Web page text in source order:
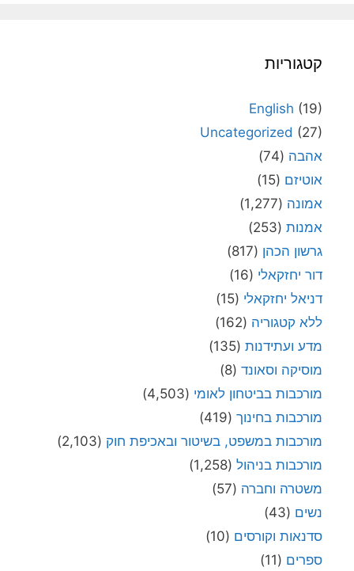
קטגוריות
English (19)
Uncategorized (27)
אהבה (74)
אוטיזם (15)
אמונה (1,277)
אמנות (253)
גרשון הכהן (817)
דור יחזקאלי (16)
דניאל יחזקאלי (15)
ללא קטגוריה (162)
מדע ועתידנות (135)
מוסיקה וסאונד (8)
מורכבות בביטחון לאומי (4,503)
מורכבות בחינוך (419)
מורכבות במשפט, בשיטור ובאכיפת חוק (2,103)
מורכבות בניהול (1,258)
משטרה וחברה (57)
נשים (43)
סדנאות וקורסים (10)
ספרים (11)